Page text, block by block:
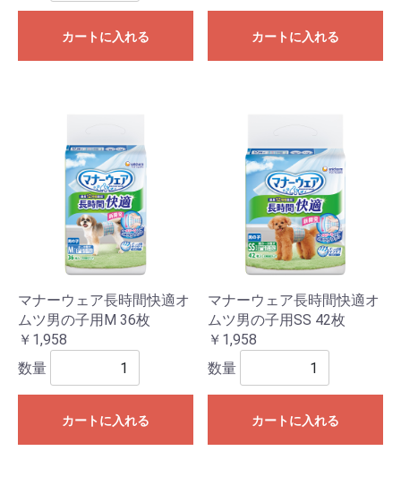
カートに入れる カートに入れる
マナーウェア長時間快適オ
ムツ男の子用M 36枚
￥1,958
数量
カートに入れる
マナーウェア長時間快適オ
ムツ男の子用SS 42枚
￥1,958
数量
カートに入れる